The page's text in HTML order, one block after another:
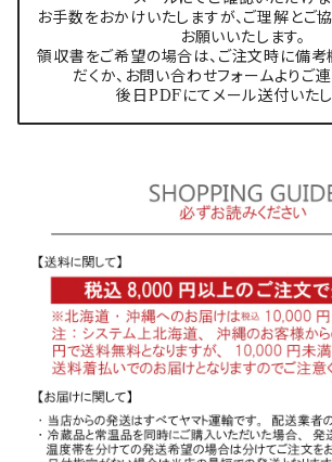
お手数をおかけいたしますが、ご理解とご
お願いいたします。
領収書をご希望の場合は、ご注文時に備
だくか、お問い合わせフォームよりご連
後日PDFにてメール送付いたし